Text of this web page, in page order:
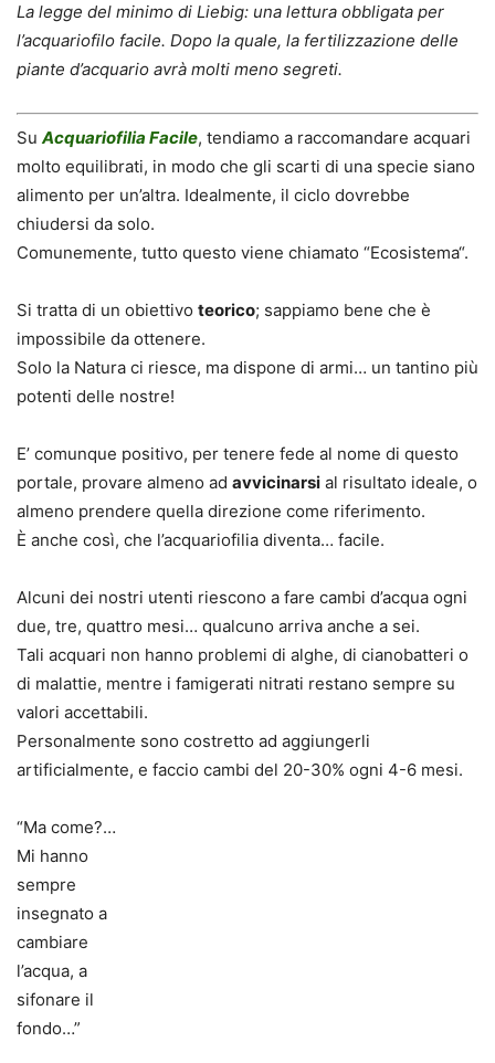
La legge del minimo di Liebig: una lettura obbligata per
l’acquariofilo facile. Dopo la quale, la fertilizzazione delle
piante d’acquario avrà molti meno segreti.
Su Acquariofilia Facile, tendiamo a raccomandare acquari
molto equilibrati, in modo che gli scarti di una specie siano
alimento per un’altra. Idealmente, il ciclo dovrebbe
chiudersi da solo.
Comunemente, tutto questo viene chiamato “Ecosistema“.
Si tratta di un obiettivo teorico; sappiamo bene che è
impossibile da ottenere.
Solo la Natura ci riesce, ma dispone di armi… un tantino più
potenti delle nostre!
E’ comunque positivo, per tenere fede al nome di questo
portale, provare almeno ad avvicinarsi al risultato ideale, o
almeno prendere quella direzione come riferimento.
È anche così, che l’acquariofilia diventa… facile.
Alcuni dei nostri utenti riescono a fare cambi d’acqua ogni
due, tre, quattro mesi… qualcuno arriva anche a sei.
Tali acquari non hanno problemi di alghe, di cianobatteri o
di malattie, mentre i famigerati nitrati restano sempre su
valori accettabili.
Personalmente sono costretto ad aggiungerli
artificialmente, e faccio cambi del 20-30% ogni 4-6 mesi.
“Ma come?…
Mi hanno
sempre
insegnato a
cambiare
l’acqua, a
sifonare il
fondo…”